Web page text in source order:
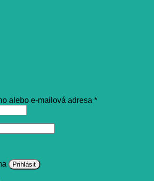
alebo e-mailová adresa *Povinné
Prihlásiť